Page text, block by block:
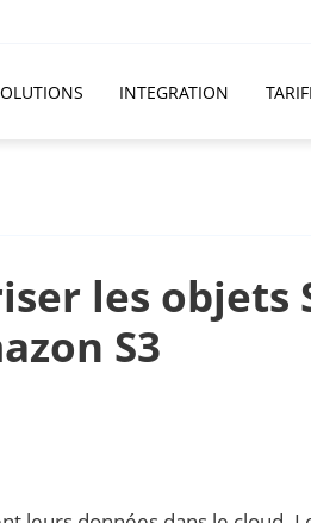
INTEGRATION
les objets
S3